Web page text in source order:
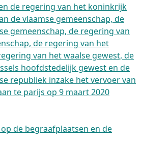
de regering van het koninkrijk
de vlaamse gemeenschap, de
gemeenschap, de regering van
de regering van het
van het waalse gewest, de
hoofdstedelijk gewest en de
republiek inzake het vervoer van
te parijs op 9 maart 2020
de begraafplaatsen en de